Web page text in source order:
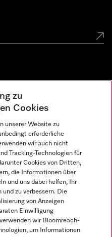
zu
Cookies
unserer Website zu
erforderliche
wir auch nicht
Tracking-Technologien für
Cookies von Dritten,
die Informationen über
und uns dabei helfen, Ihr
und zu verbessern. Die
von Anzeigen
Einwilligung
wir Bloomreach-
um Informationen